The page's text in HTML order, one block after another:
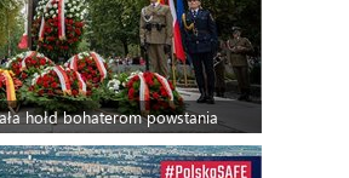
hołd bohaterom powstania